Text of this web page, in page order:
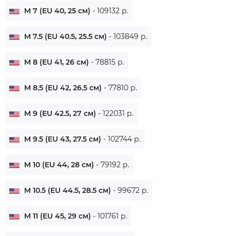
M 7 (EU 40, 25 см) - 109132 р.
M 7.5 (EU 40.5, 25.5 см) - 103849 р.
M 8 (EU 41, 26 см) - 78815 р.
M 8.5 (EU 42, 26.5 см) - 77810 р.
M 9 (EU 42.5, 27 см) - 122031 р.
M 9.5 (EU 43, 27.5 см) - 102744 р.
M 10 (EU 44, 28 см) - 79192 р.
M 10.5 (EU 44.5, 28.5 см) - 99672 р.
M 11 (EU 45, 29 см) - 101761 р.